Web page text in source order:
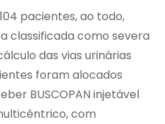
pacientes, ao todo,
classificada como severa
das vias urinárias
foram alocados
BUSCOPAN injetável
com